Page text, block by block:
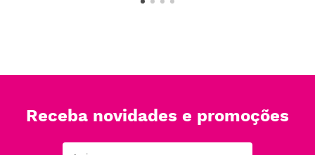
Receba novidades e promoções